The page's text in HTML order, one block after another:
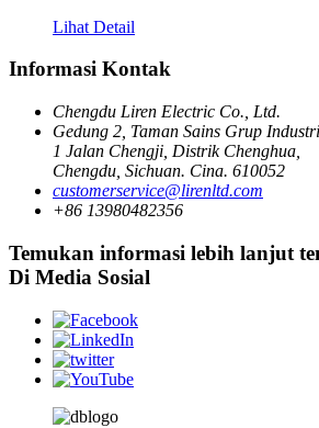
Lihat Detail
Informasi Kontak
Chengdu Liren Electric Co., Ltd.
Gedung 2, Taman Sains Grup
1 Jalan Chengji, Distrik Chenghua,
Chengdu, Sichuan. Cina. 610052
customerservice@lirenltd.com
+86 13980482356
Temukan informasi lebih lanjut
Di Media Sosial